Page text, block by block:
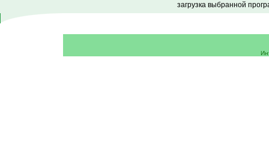
загрузка выбранной